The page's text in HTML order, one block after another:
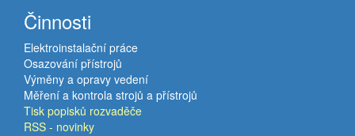
Činnosti
Elektroinstalační práce
Osazování přístrojů
Výměny a opravy vedení
Měření a kontrola strojů a přístrojů
Tisk popisků rozvaděče
RSS - novinky